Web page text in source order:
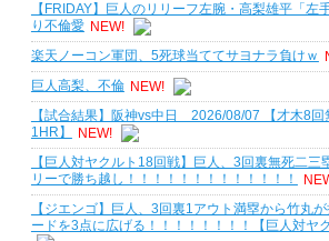
【FRIDAY】巨人のリリーフ左腕・高梨雄平「左
り不倫愛 NEW!
楽天ノーコン軍団、5死球当ててサヨナラ負けｗ
巨人高梨、不倫 NEW!
【試合結果】阪神vs中日 2026/08/07 【才木8回
1HR】
NEW!
【巨人対ヤクルト18回戦】巨人、3回裏無死二三
リーで勝ち越し！！！！！！！！！！！！！
【ジエンゴ】巨人、3回裏1アウト満塁から竹丸
ードを3点に広げる！！！！！！！！【巨人対ヤ